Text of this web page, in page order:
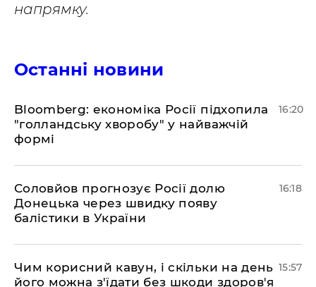
напрямку.
Останні новини
Bloomberg: економіка Росії підхопила
"голландську хворобу" у найважчій
формі
16:20
Соловйов прогнозує Росії долю
Донецька через швидку появу
балістики в України
16:18
Чим корисний кавун, і скільки на день
його можна з'їдати без шкоди здоров'я
15:57